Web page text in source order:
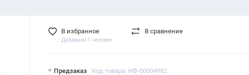
Предзаказ Код товара: НФ-00004982
В избранное
Добавили 1 человек
В сравнение